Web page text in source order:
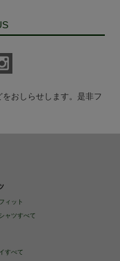
おしらせします。是非フ
ィット
ャツすべて
すべて